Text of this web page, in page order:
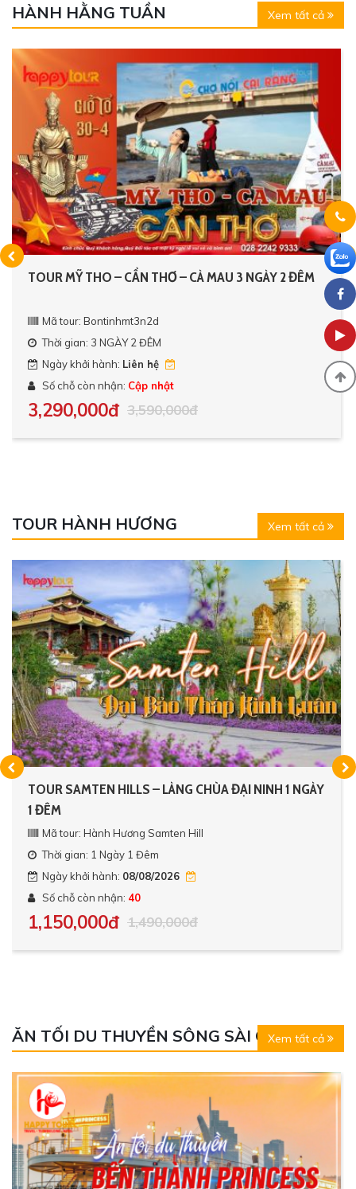
HÀNH HẰNG TUẦN
Xem tất cả
TOUR MỸ THO – CẦN THƠ – CÀ MAU 3 NGÀY 2 ĐÊM
Mã tour: Bontinhmt3n2d
Thời gian: 3 NGÀY 2 ĐÊM
Ngày khởi hành: Liên hệ
Số chỗ còn nhận: Cập nhật
3,290,000đ 3,590,000đ
TOUR HÀNH HƯƠNG Xem tất cả
TOUR SAMTEN HILLS – LÀNG CHÙA ĐẠI NINH 1 NGÀY
1 ĐÊM
Mã tour: Hành Hương Samten Hill
Thời gian: 1 Ngày 1 Đêm
Ngày khởi hành: 08/08/2026
Số chỗ còn nhận: 40
1,150,000đ 1,490,000đ
ĂN TỐI DU THUYỀN SÔNG SÀI GÒNXem tất cả